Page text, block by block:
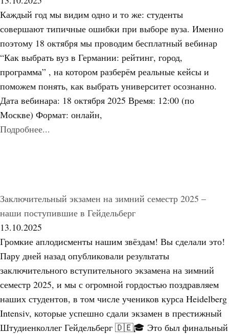
Каждый год мы видим одно и то же: студенты
совершают типичные ошибки при выборе вуза. Именно
поэтому 18 октября мы проводим бесплатный вебинар
“Как выбрать вуз в Германии: рейтинг, город,
программа” , на котором разберём реальные кейсы и
поможем понять, как выбрать университет осознанно.
Дата вебинара: 18 октября 2025 Время: 12:00 (по
Москве) Формат: онлайн,
Подробнее...
Заключительный экзамен на зимний семестр 2025 –
наши поступившие в Гейдельберг
13.10.2025
Громкие аплодисменты нашим звёздам! Вы сделали это!
Пару дней назад опубликовали результаты
заключительного вступительного экзамена на зимний
семестр 2025, и мы с огромной гордостью поздравляем
наших студентов, в том числе учеников курса Heidelberg
Intensiv, которые успешно сдали экзамен в престижный
Штудиенколлег Гейдельберг 🇩🇪🎓 Это был финальный